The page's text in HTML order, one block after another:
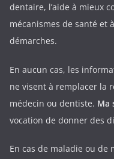
dentaire, l’aide à mieux
mécanismes de santé et
démarches.
En aucun cas, les
ne visent à remplacer la
médecin ou dentiste. Ma
vocation de donner des
En cas de maladie ou de